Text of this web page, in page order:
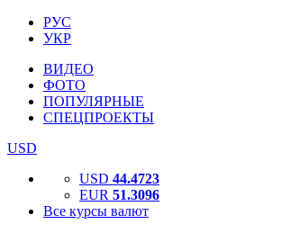
РУС
УКР
ВИДЕО
ФОТО
ПОПУЛЯРНЫЕ
СПЕЦПРОЕКТЫ
USD
USD 44.4723
EUR 51.3096
Все курсы валют